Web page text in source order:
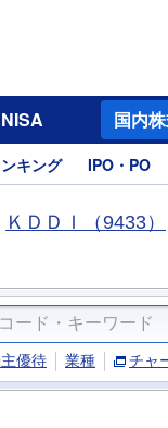
NISA 国内
キング IPO・PO
ＫＤＤＩ（9433）
優待 業種 チャ